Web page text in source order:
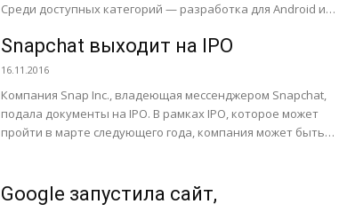
Среди доступных категорий — разработка для Android и
Snapchat выходит на IPO
16.11.2016
Компания Snap Inc., владеющая мессенджером Snapchat,
подала документы на IPO. В рамках IPO, которое может
пройти в марте следующего года, компания может быть
Google запустила сайт,